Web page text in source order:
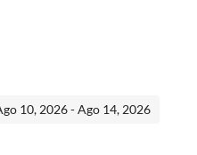
10, 2026 - Ago 14, 2026
13a Edición cantidad